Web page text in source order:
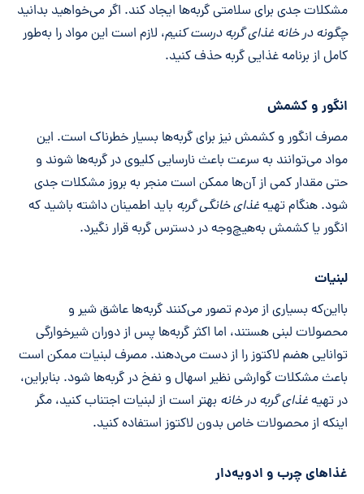
مشکلات جدی برای سلامتی گربه‌ها ایجاد کند. اگر می‌خواهید بدانید
چگونه در خانه غذای گربه درست کنیم، لازم است این مواد را به‌طور
کامل از برنامه غذایی گربه حذف کنید.
انگور و کشمش
مصرف انگور و کشمش نیز برای گربه‌ها بسیار خطرناک است. این
مواد می‌توانند به سرعت باعث نارسایی کلیوی در گربه‌ها شوند و
حتی مقدار کمی از آن‌ها ممکن است منجر به بروز مشکلات جدی
شود. هنگام تهیهغذای خانگی گربه باید اطمینان داشته باشید که
انگور یا کشمش به‌هیچ‌وجه در دسترس گربه قرار نگیرد.
لبنیات
بااین‌که بسیاری از مردم تصور می‌کنند گربه‌ها عاشق شیر و
محصولات لبنی هستند، اما اکثر گربه‌ها پس از دوران شیرخوارگی
توانایی هضم لاکتوز را از دست می‌دهند. مصرف لبنیات ممکن است
باعث مشکلات گوارشی نظیر اسهال و نفخ در گربه‌ها شود. بنابراین،
در تهیهغذای گربه در خانه بهتر است از لبنیات اجتناب کنید، مگر
اینکه از محصولات خاص بدون لاکتوز استفاده کنید.
غذاهای چرب و ادویه‌دار